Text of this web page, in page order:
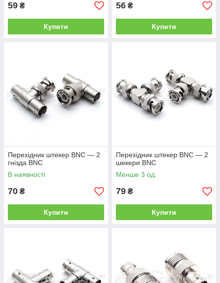
59 ₴
Купити
56 ₴
Купити
Перехідник штекер BNC — 2
гнізда BNC
В наявності
70 ₴
Купити
Перехідник штекер BNC — 2
шекери BNC
Менше 3 од.
79 ₴
Купити